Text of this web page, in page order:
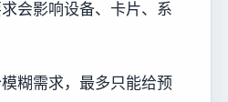
会影响设备、卡片、系
糊需求，最多只能给预